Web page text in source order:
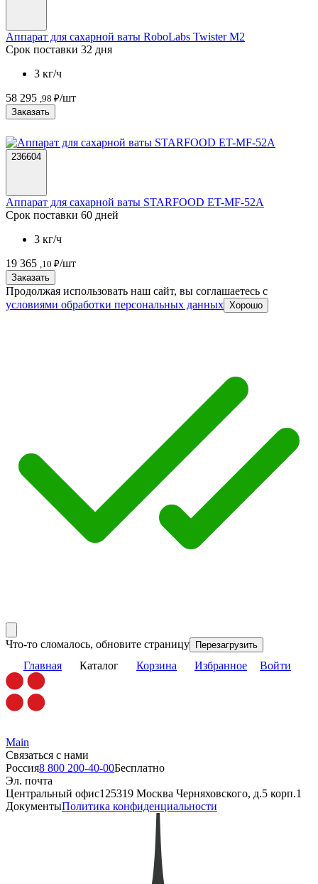
Аппарат для сахарной ваты RoboLabs Twister M2
Срок поставки 32 дня
3 кг/ч
58 295 ,98 ₽/шт
Заказать
236604
Аппарат для сахарной ваты STARFOOD ET-MF-52A
Срок поставки 60 дней
3 кг/ч
19 365 ,10 ₽/шт
Заказать
Продолжая использовать наш сайт, вы соглашаетесь c
условиями обработки персональных данных Хорошо
Что-то сломалось, обновите страницу Перезагрузить
Главная Каталог Корзина Избранное Войти
Main
Связаться с нами
Россия8 800 200-40-00Бесплатно
Эл. почта
Центральный офис125319 Москва Черняховского, д.5 корп.1
ДокументыПолитика конфиденциальности